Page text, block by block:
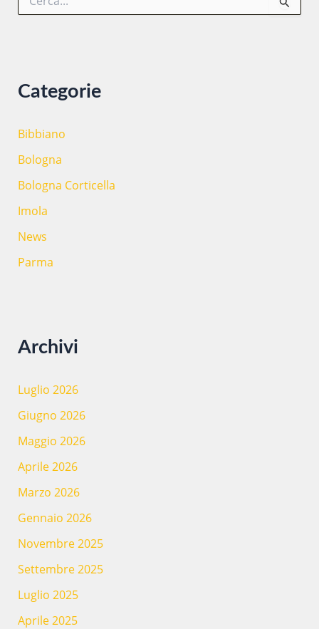
Categorie
Bibbiano
Bologna
Bologna Corticella
Imola
News
Parma
Archivi
Luglio 2026
Giugno 2026
Maggio 2026
Aprile 2026
Marzo 2026
Gennaio 2026
Novembre 2025
Settembre 2025
Luglio 2025
Aprile 2025